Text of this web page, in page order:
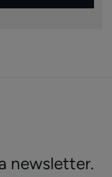
newsletter.